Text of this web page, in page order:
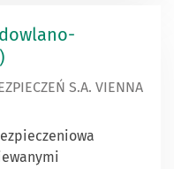
S.A. VIENNA